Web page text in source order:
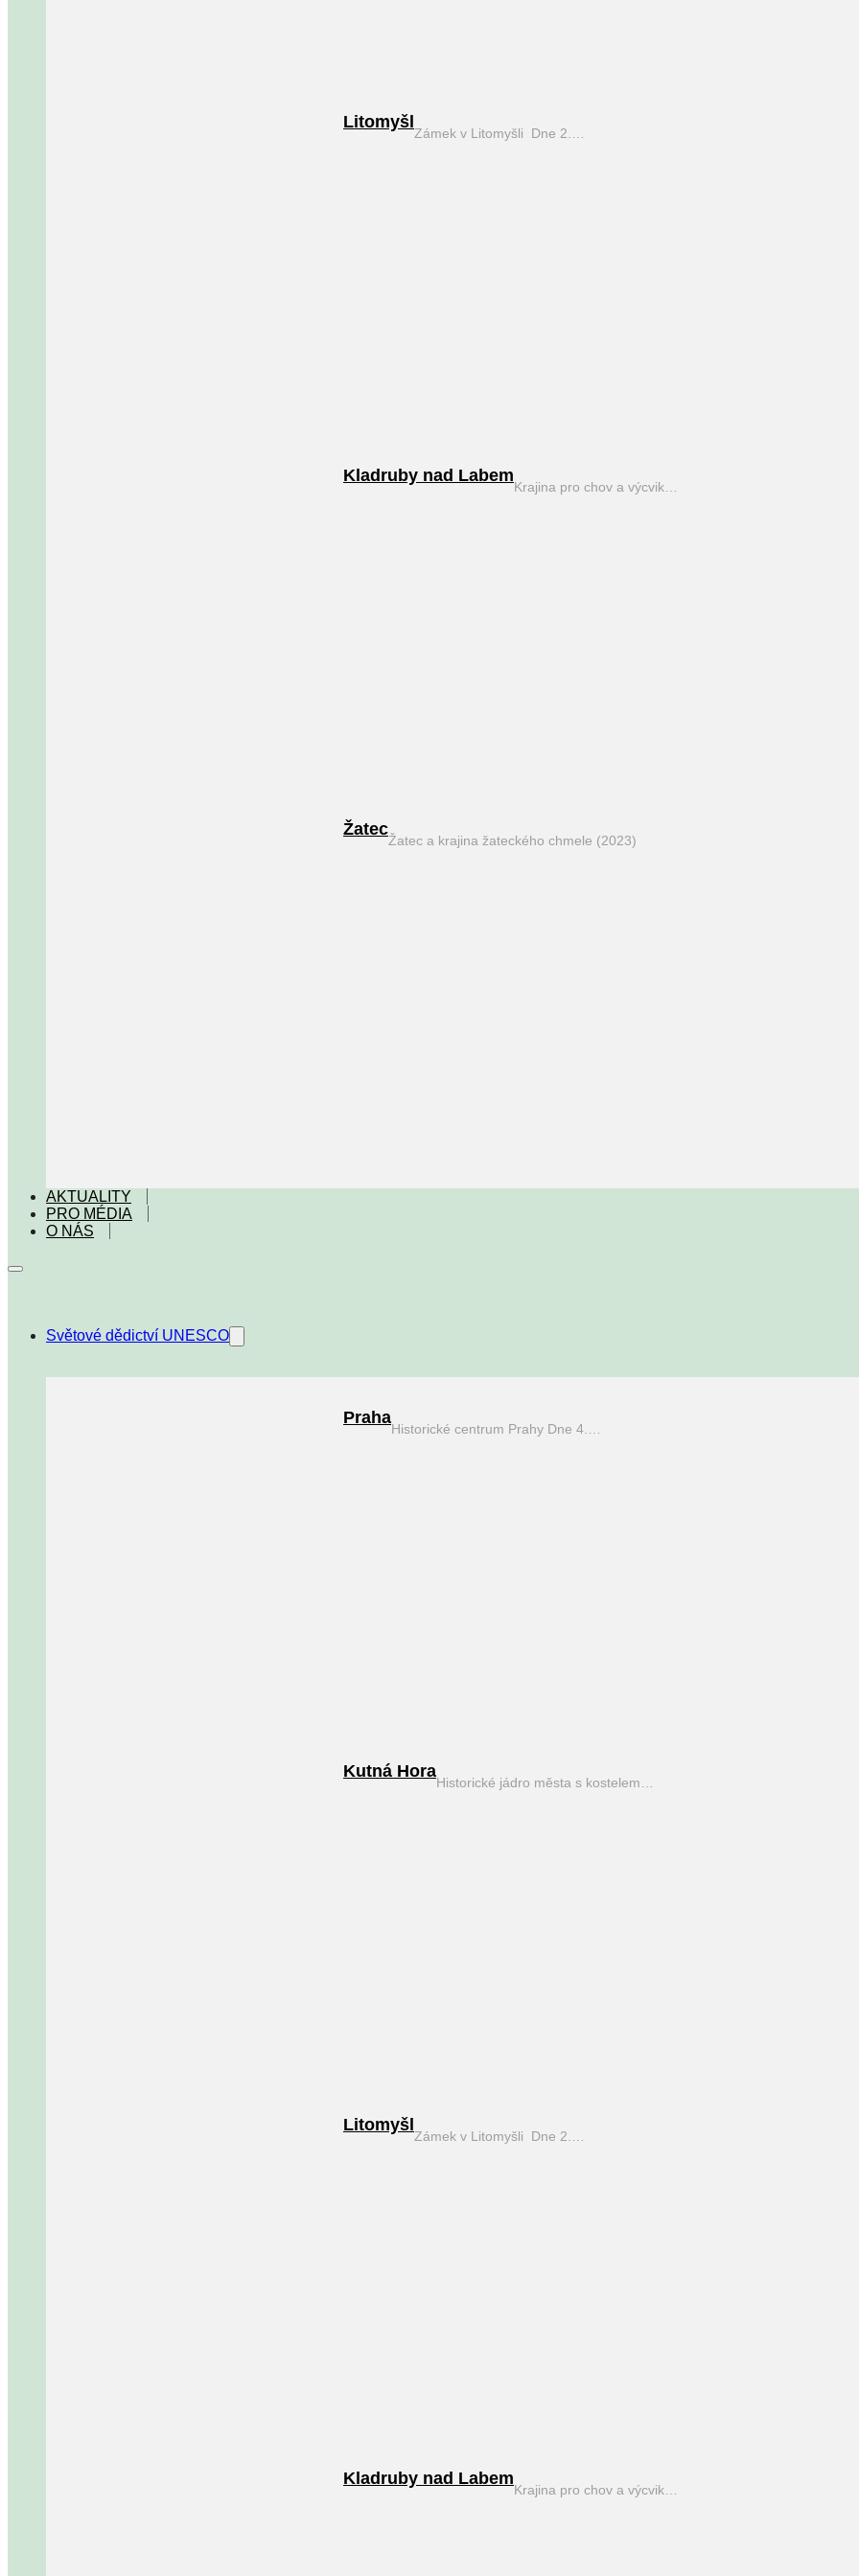
Litomyšl
Zámek v Litomyšli Dne 2.…
Kladruby nad Labem
Krajina pro chov a výcvik…
Žatec
Žatec a krajina žateckého chmele (2023)
AKTUALITY
PRO MÉDIA
O NÁS
Světové dědictví UNESCO
Praha
Historické centrum Prahy Dne 4.…
Kutná Hora
Historické jádro města s kostelem…
Litomyšl
Zámek v Litomyšli Dne 2.…
Kladruby nad Labem
Krajina pro chov a výcvik…